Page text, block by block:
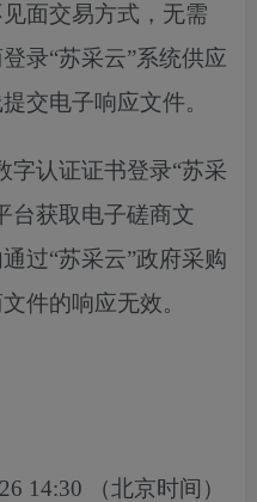
面交易方式，无需
录“苏采云”系统供应
交电子响应文件。
字认证证书登录“苏采
台获取电子磋商文
过“苏采云”政府采购
件的响应无效。
14:30 （北京时间）